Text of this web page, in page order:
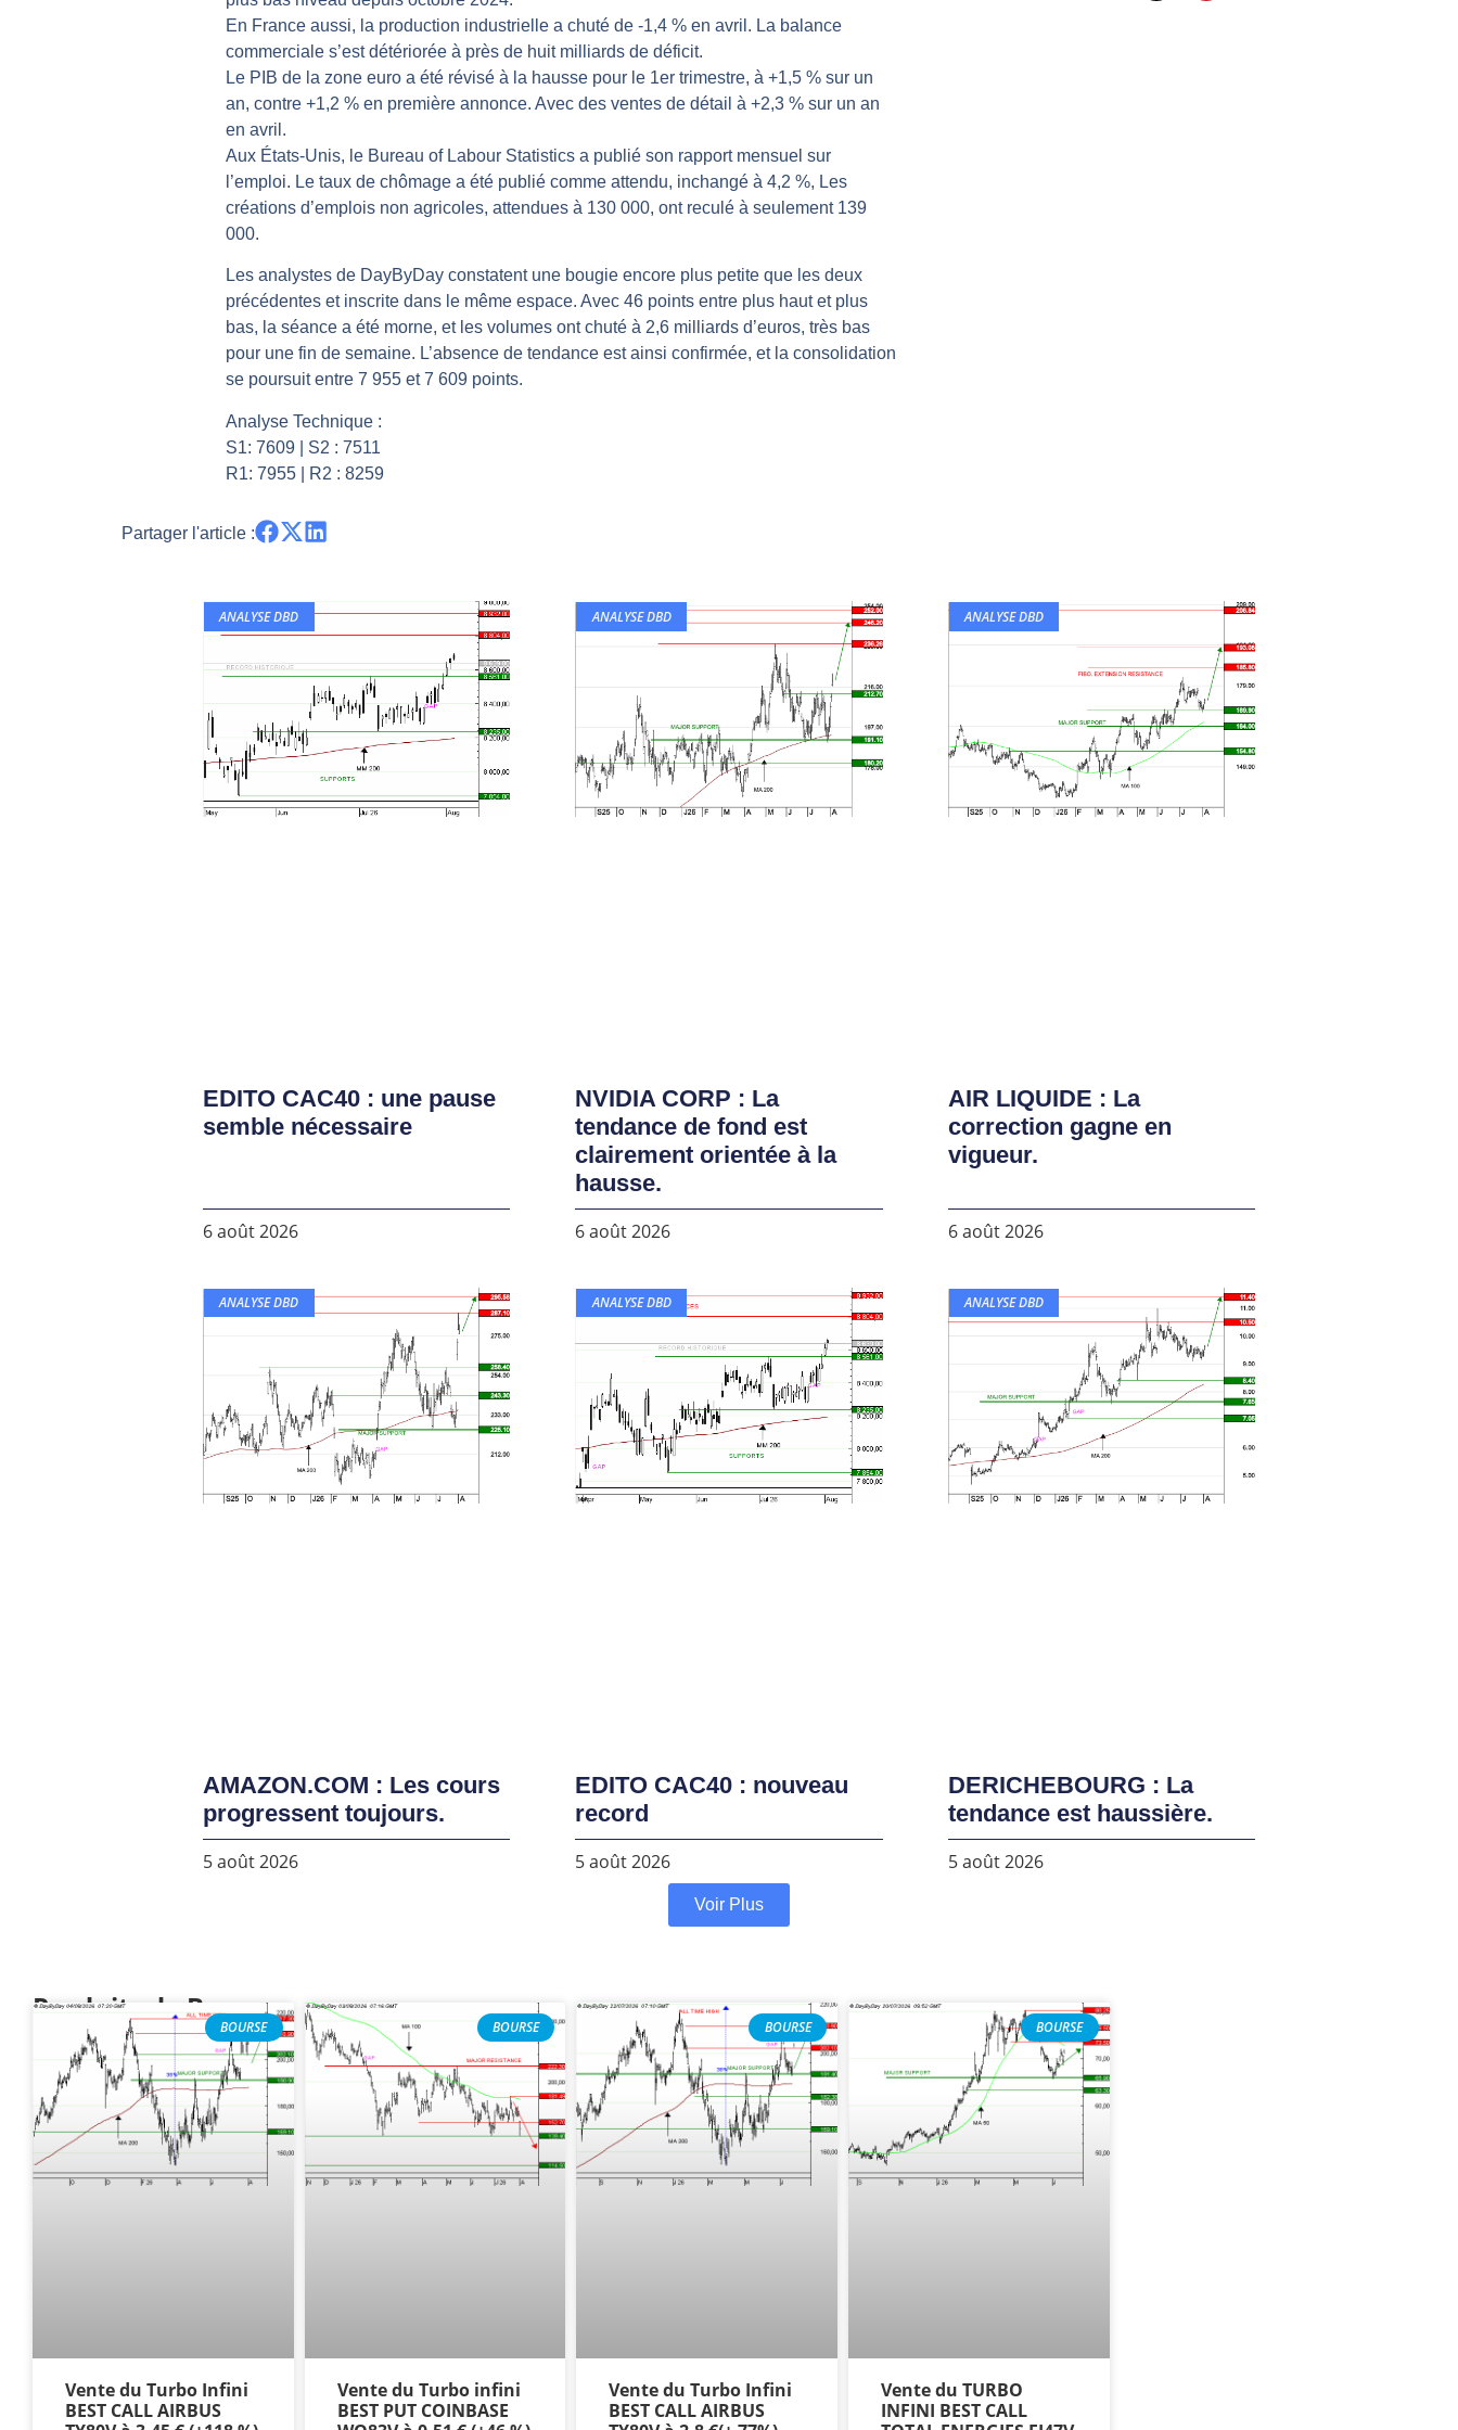
Les investisseurs y croient toujours | Point Stratégique Hebdomadaire – Éric Galiègue
Une inertie haussière qui ralentit | Antoine Quesada – Chrono CAC
Pourquoi le monde entier vacille en même temps cette semaine ? | par Louis-Antoine Michelet
WTI : Explosion mais réserves au plus bas | Denis Desclos – Market Movers
STMICROELECTRONICS : Correction probable | Denis Desclos – Market Movers
En France aussi, la production industrielle a chuté de -1,4 % en avril. La balance
commerciale s’est détériorée à près de huit milliards de déficit.
Le PIB de la zone euro a été révisé à la hausse pour le 1er trimestre, à +1,5 % sur un
an, contre +1,2 % en première annonce. Avec des ventes de détail à +2,3 % sur un an
en avril.
Aux États-Unis, le Bureau of Labour Statistics a publié son rapport mensuel sur
l’emploi. Le taux de chômage a été publié comme attendu, inchangé à 4,2 %, Les
créations d’emplois non agricoles, attendues à 130 000, ont reculé à seulement 139
000.
Les analystes de DayByDay constatent une bougie encore plus petite que les deux
précédentes et inscrite dans le même espace. Avec 46 points entre plus haut et plus
bas, la séance a été morne, et les volumes ont chuté à 2,6 milliards d’euros, très bas
pour une fin de semaine. L’absence de tendance est ainsi confirmée, et la consolidation
se poursuit entre 7 955 et 7 609 points.
Analyse Technique :
S1: 7609 | S2 : 7511
R1: 7955 | R2 : 8259
Partager l'article :
ANALYSE DBD
EDITO CAC40 : une pause
semble nécessaire
6 août 2026
ANALYSE DBD
NVIDIA CORP : La
tendance de fond est
clairement orientée à la
hausse.
6 août 2026
ANALYSE DBD
AIR LIQUIDE : La
correction gagne en
vigueur.
6 août 2026
ANALYSE DBD
AMAZON.COM : Les cours
progressent toujours.
5 août 2026
ANALYSE DBD
EDITO CAC40 : nouveau
record
5 août 2026
ANALYSE DBD
DERICHEBOURG : La
tendance est haussière.
5 août 2026
Voir Plus
Produits de Bourse
BOURSE
Vente du Turbo Infini
BEST CALL AIRBUS
BOURSE
Vente du Turbo infini
BEST PUT COINBASE
BOURSE
Vente du Turbo Infini
BEST CALL AIRBUS
BOURSE
Vente du TURBO
INFINI BEST CALL